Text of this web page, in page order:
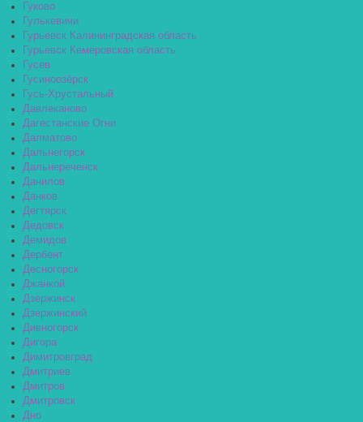
Гуково
Гулькевичи
Гурьевск Калининградская область
Гурьевск Кемеровская область
Гусев
Гусиноозёрск
Гусь-Хрустальный
Давлеканово
Дагестанские Огни
Далматово
Дальнегорск
Дальнереченск
Данилов
Данков
Дегтярск
Дедовск
Демидов
Дербент
Десногорск
Джанкой
Дзержинск
Дзержинский
Дивногорск
Дигора
Димитровград
Дмитриев
Дмитров
Дмитровск
Дно